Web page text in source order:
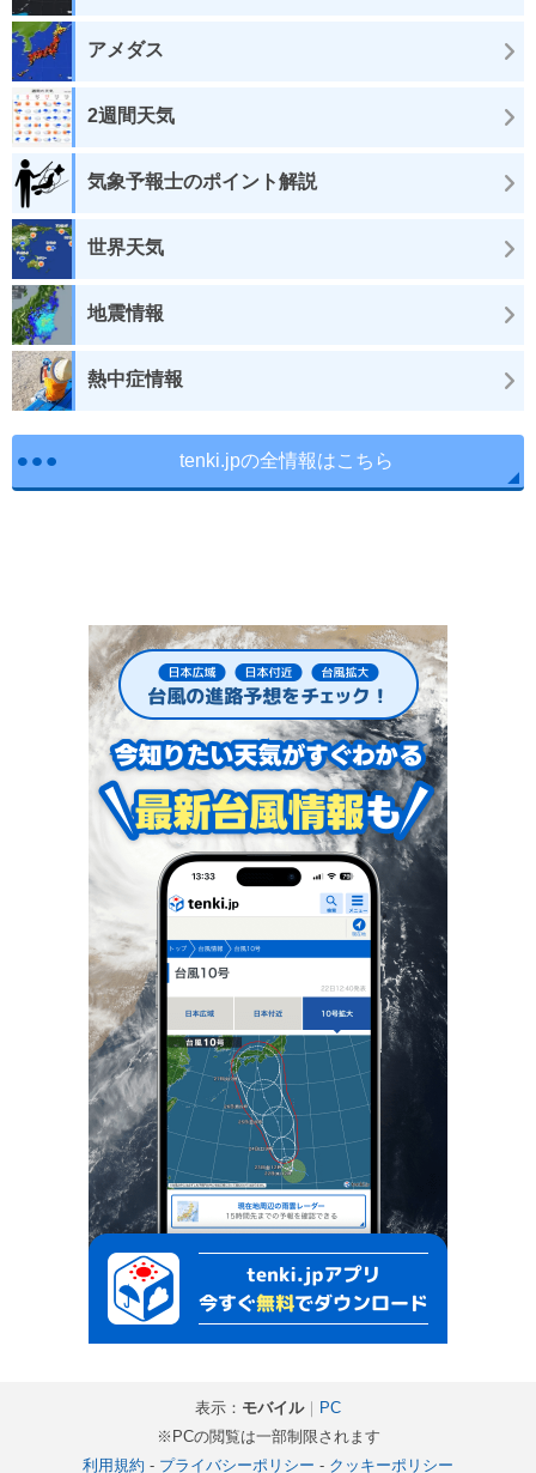
アメダス
2週間天気
気象予報士のポイント解説
世界天気
地震情報
熱中症情報
tenki.jpの全情報はこちら
表示： モバイル｜ PC
※PCの閲覧は一部制限されます
利用規約 - プライバシーポリシー - クッキーポリシー